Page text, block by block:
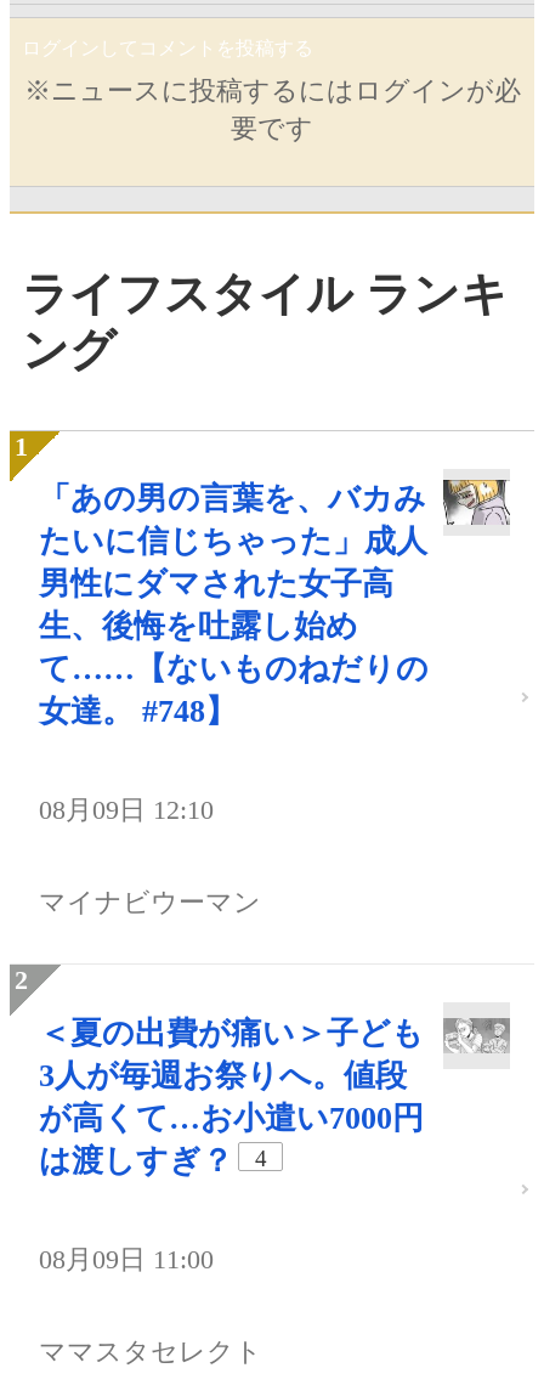
ログインしてコメントを投稿する
※ニュースに投稿するにはログインが必
要です
ライフスタイル ランキ
ング
「あの男の言葉を、バカみ
たいに信じちゃった」成人
男性にダマされた女子高
生、後悔を吐露し始め
て……【ないものねだりの
女達。 #748】
08月09日 12:10
マイナビウーマン
＜夏の出費が痛い＞子ども
3人が毎週お祭りへ。値段
が高くて…お小遣い7000円
は渡しすぎ？
4
08月09日 11:00
ママスタセレクト